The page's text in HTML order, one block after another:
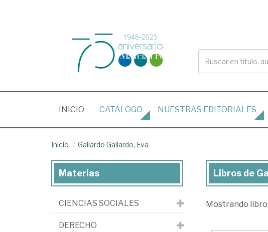
INICIO (CURRENT)
CATÁLOGO NUESTRAS EDITORIALES
Inicio Gallardo Gallardo, Eva
Libros
Gallardo
Libros de
Mostrando
Materias
CIENCIAS SOCIALES
DERECHO